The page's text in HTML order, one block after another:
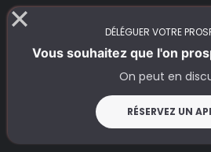
DÉLÉGUER VOTRE
Vous souhaitez que l'on
On peut en
RÉSERVEZ UN